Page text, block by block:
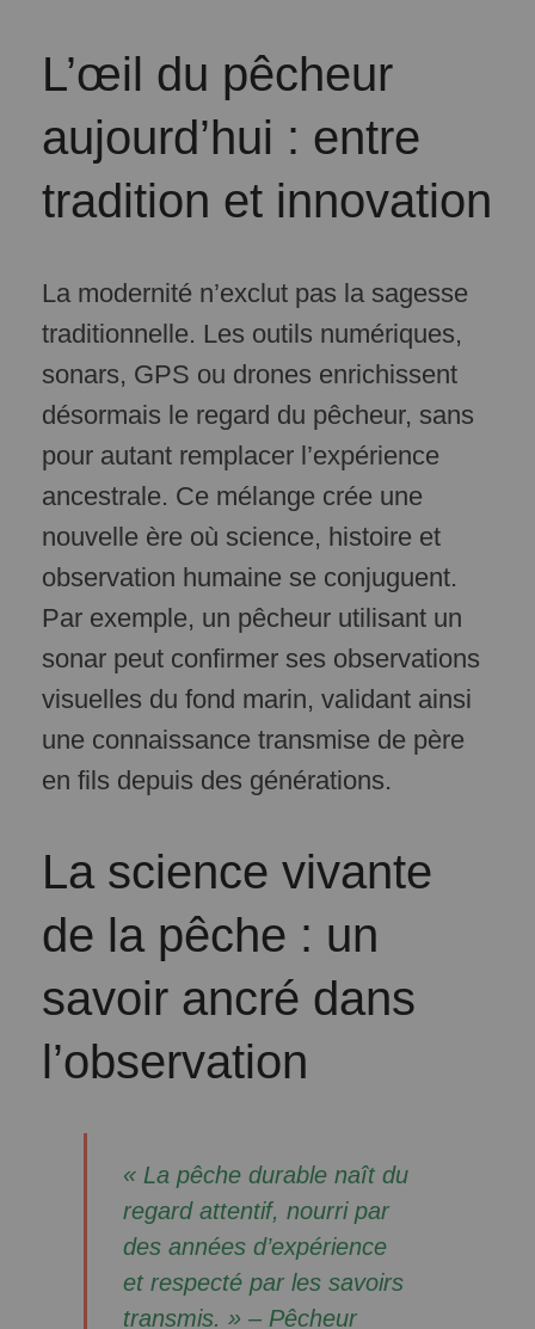
L’œil du pêcheur
aujourd’hui : entre
tradition et innovation
La modernité n’exclut pas la sagesse
traditionnelle. Les outils numériques,
sonars, GPS ou drones enrichissent
désormais le regard du pêcheur, sans
pour autant remplacer l’expérience
ancestrale. Ce mélange crée une
nouvelle ère où science, histoire et
observation humaine se conjuguent.
Par exemple, un pêcheur utilisant un
sonar peut confirmer ses observations
visuelles du fond marin, validant ainsi
une connaissance transmise de père
en fils depuis des générations.
La science vivante
de la pêche : un
savoir ancré dans
l’observation
« La pêche durable naît du
regard attentif, nourri par
des années d’expérience
et respecté par les savoirs
transmis. » – Pêcheur